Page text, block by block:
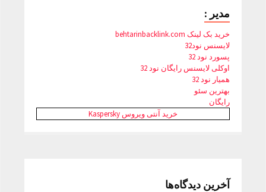
مدیر :
خرید بک لینک behtarinbacklink.com
لایسنس نود32
پسورد نود 32
اوکلی لایسنس رایگان نود 32
همیار نود 32
بهترین سئو
رایگان
خرید آنتی ویروس Kaspersky
آخرین دیدگاه‌ها